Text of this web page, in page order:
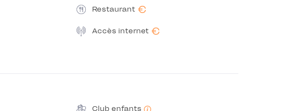
Restaurant €
Accès internet €
Club enfants